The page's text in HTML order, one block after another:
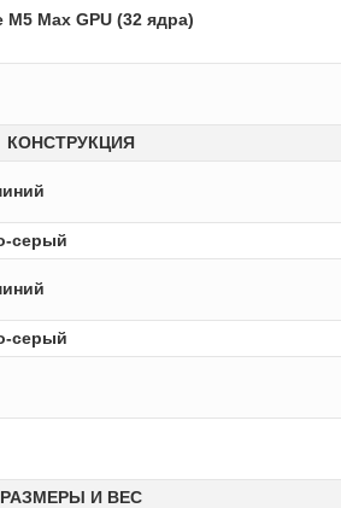
M5 Max GPU (32 ядра)
КОНСТРУКЦИЯ
серый
серый
РАЗМЕРЫ И ВЕС